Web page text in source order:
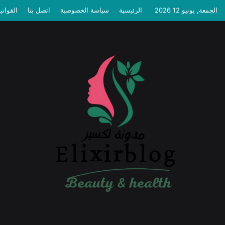
الجمعة, يونيو 12 2026 الرئيسية سياسة الخصوصية اتصل بنا